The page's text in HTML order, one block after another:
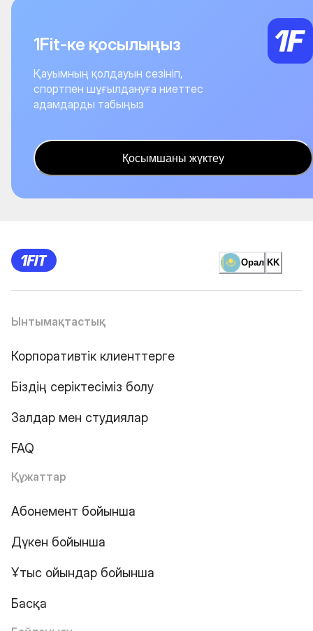
1Fit-ке қосылыңыз
Қауымның қолдауын сезініп,
спортпен шұғылдануға ниеттес
адамдарды табыңыз
Қосымшаны жүктеу
Орал KK
Ынтымақтастық
Корпоративтік клиенттерге
Біздің серіктесіміз болу
Залдар мен студиялар
FAQ
Құжаттар
Абонемент бойынша
Дүкен бойынша
Ұтыс ойындар бойынша
Басқа